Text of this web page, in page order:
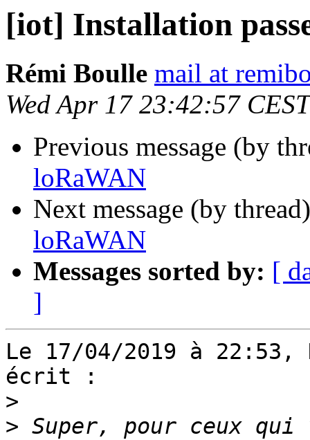
[iot] Installation
Rémi Boulle mail at
Wed Apr 17 23:42:57
Previous message (by
loRaWAN
Next message (by
loRaWAN
Messages sorted by: [
]
Le 17/04/2019 à
écrit :
>
> Super, pour ceux